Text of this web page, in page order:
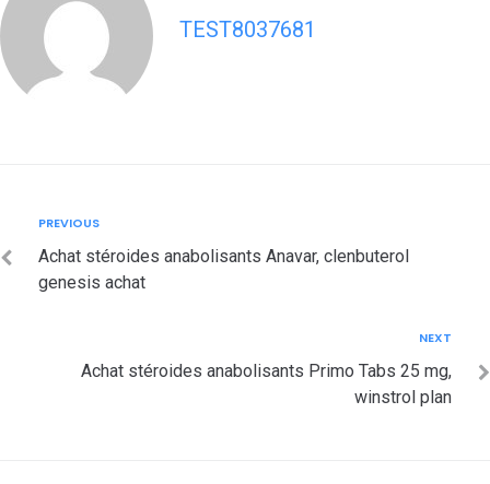
TEST8037681
navigation
Previous
PREVIOUS
Achat stéroides anabolisants Anavar, clenbuterol
genesis achat
NEXT
Achat stéroides anabolisants Primo Tabs 25 mg,
winstrol plan